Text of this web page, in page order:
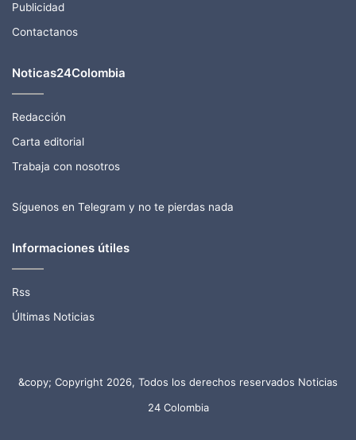
Publicidad
Contactanos
Noticas24Colombia
Redacción
Carta editorial
Trabaja con nosotros
Síguenos en Telegram y no te pierdas nada
Informaciones útiles
Rss
Últimas Noticias
&copy; Copyright 2026, Todos los derechos reservados Noticias
24 Colombia